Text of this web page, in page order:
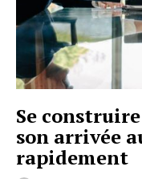
Se
son arrivée
rapidement